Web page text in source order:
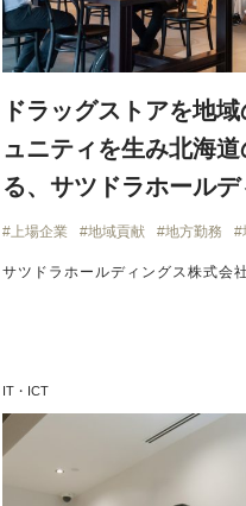
ドラッグストアを地
ュニティを生み北海道
る、サツドラホールデ
上場企業 地域貢献 地方勤務
サツドラホールディングス株式会社
IT・ICT